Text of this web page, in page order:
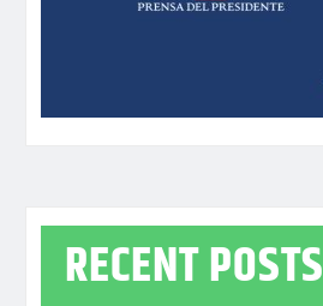
RECENT POSTS